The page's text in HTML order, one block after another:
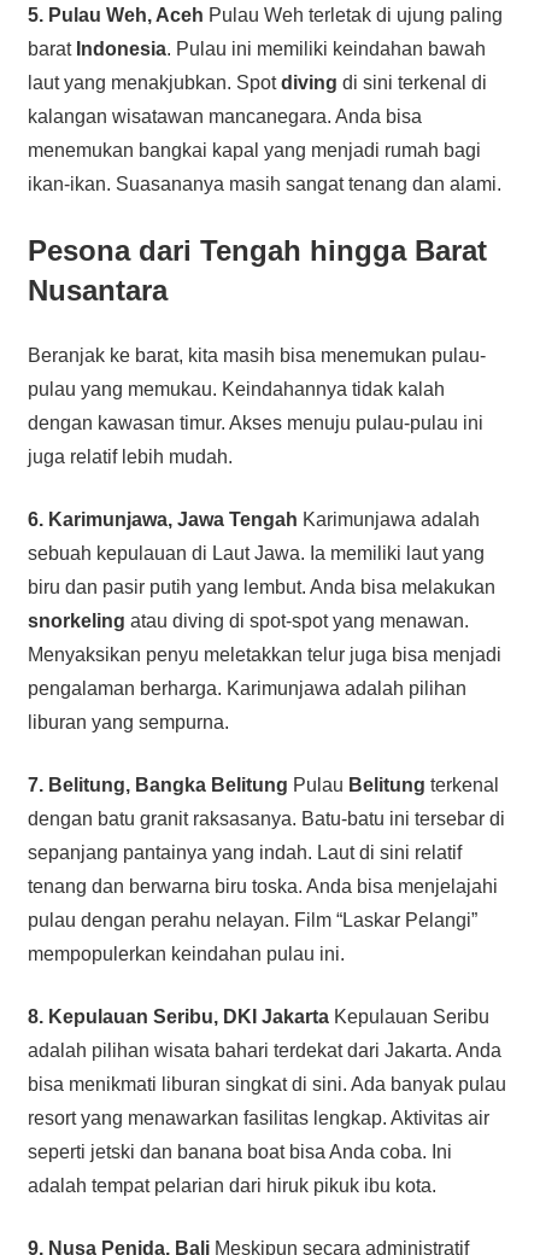
5. Pulau Weh, Aceh Pulau Weh terletak di ujung paling
barat Indonesia. Pulau ini memiliki keindahan bawah
laut yang menakjubkan. Spotdiving di sini terkenal di
kalangan wisatawan mancanegara. Anda bisa
menemukan bangkai kapal yang menjadi rumah bagi
ikan-ikan. Suasananya masih sangat tenang dan alami.
Pesona dari Tengah hingga Barat
Nusantara
Beranjak ke barat, kita masih bisa menemukan pulau-
pulau yang memukau. Keindahannya tidak kalah
dengan kawasan timur. Akses menuju pulau-pulau ini
juga relatif lebih mudah.
6. Karimunjawa, Jawa Tengah Karimunjawa adalah
sebuah kepulauan di Laut Jawa. Ia memiliki laut yang
biru dan pasir putih yang lembut. Anda bisa melakukan
snorkeling atau diving di spot-spot yang menawan.
Menyaksikan penyu meletakkan telur juga bisa menjadi
pengalaman berharga. Karimunjawa adalah pilihan
liburan yang sempurna.
7. Belitung, Bangka Belitung Pulau Belitung terkenal
dengan batu granit raksasanya. Batu-batu ini tersebar di
sepanjang pantainya yang indah. Laut di sini relatif
tenang dan berwarna biru toska. Anda bisa menjelajahi
pulau dengan perahu nelayan. Film “Laskar Pelangi”
mempopulerkan keindahan pulau ini.
8. Kepulauan Seribu, DKI JakartaKepulauan Seribu
adalah pilihan wisata bahari terdekat dari Jakarta. Anda
bisa menikmati liburan singkat di sini. Ada banyak pulau
resort yang menawarkan fasilitas lengkap. Aktivitas air
seperti jetski dan banana boat bisa Anda coba. Ini
adalah tempat pelarian dari hiruk pikuk ibu kota.
9. Nusa Penida, BaliMeskipun secara administratif